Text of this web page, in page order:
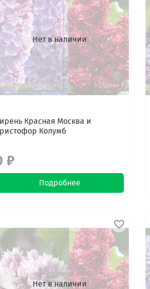
Нет в наличии
Красная Москва и
Колумб
₽
Подробнее
Нет в наличии